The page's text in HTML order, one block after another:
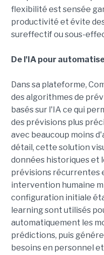
flexibilité est sensée
productivité et évite
sureffectif ou sous-
De l'IA pour
Dans sa plateforme,
des algorithmes de
basés sur l'IA ce qui
des prévisions plus
avec beaucoup moins
détail, cette solution
données historiques et
prévisions récurrentes
intervention humaine
configuration initiale
learning sont utilisés
automatiquement les
prédictions, puis
besoins en personnel